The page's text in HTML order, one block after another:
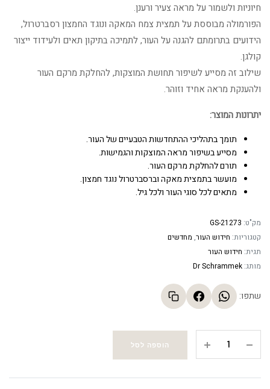
חיוניות ולשמור על מראה צעיר ורענן.
הפורמולה מבוססת על תמצית צמח המאקה ונוגד החמצון רסברטרול,
הידועים בתרומתם להגנה על העור, לתמיכה בתיקון תאים ולעידוד ייצור
קולגן.
שילוב זה מסייע לשיפור תחושת המוצקות, להחלקת מרקם העור
ולהענקת מראה אחיד וזוהר.
יתרונות המוצר:
תומך בתהליכי ההתחדשות הטבעיים של העור.
מסייע בשיפור מראה המוצקות והגמישות.
תורם להחלקת מרקם העור.
מועשר בתמצית מאקה וברסברטרול נוגד חמצון.
מתאים לכל סוגי העור ולכל גיל.
מק"ט: GS-21273
קטגוריות: חידוש העור, מחדשים
תגית: חידוש העור
מותג: Dr Schrammek
שתפו:
לצלקות
אנטי
הוספה לסל